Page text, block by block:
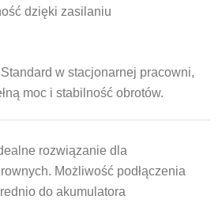
dzięki zasilaniu
Standard w stacjonarnej pracowni,
moc i stabilność obrotów.
rozwiązanie dla
Możliwość podłączenia
do akumulatora